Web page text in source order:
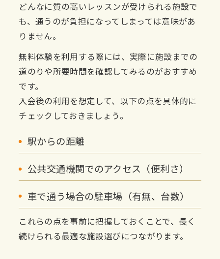
どんなに質の高いレッスンが受けられる施設で
も、通うのが負担になってしまっては意味があ
りません。
無料体験を利用する際には、実際に施設までの
道のりや所要時間を確認してみるのがおすすめ
です。
入会後の利用を想定して、以下の点を具体的に
チェックしておきましょう。
駅からの距離
公共交通機関でのアクセス（便利さ）
車で通う場合の駐車場（有無、台数）
これらの点を事前に把握しておくことで、長く
続けられる最適な施設選びにつながります。